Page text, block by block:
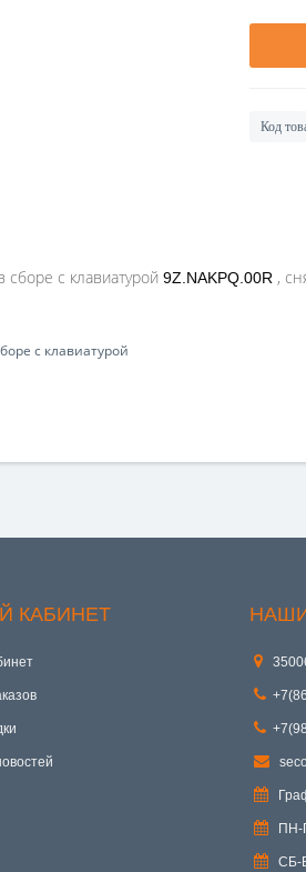
Код
сборе с клавиатурой 9Z.NAKPQ.00R ,
с клавиатурой
КАБИНЕТ
ПН-
СБ-